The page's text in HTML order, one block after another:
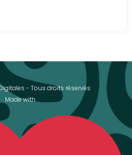
- Tous droits réservés
Made with